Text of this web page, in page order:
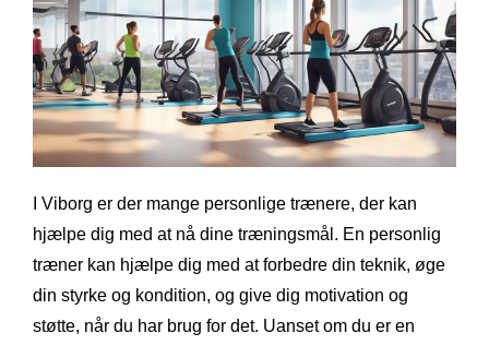
I Viborg er der mange personlige trænere, der kan
hjælpe dig med at nå dine træningsmål. En personlig
træner kan hjælpe dig med at forbedre din teknik, øge
din styrke og kondition, og give dig motivation og
støtte, når du har brug for det. Uanset om du er en